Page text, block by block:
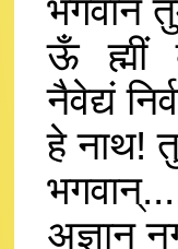
भगवान
ऊँ ह्मीं
नैवेद्यं
हे नाथ!
अज्ञान